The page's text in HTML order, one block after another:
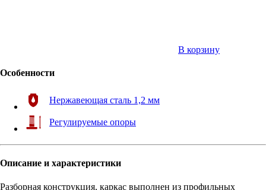
В корзину
Особенности
Нержавеющая сталь 1,2 мм
Регулируемые опоры
Описание и характеристики
Разборная конструкция, каркас выполнен из профильных